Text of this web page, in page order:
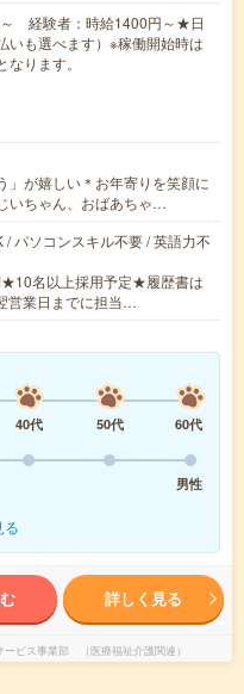
経験者：時給1400円～★日
いも選べます）※稼働開始時は
ります。
」が嬉しい＊お年寄りを笑顔に
いちゃん、おばあちゃ…
パソコンスキル不要 / 英語力不
名以上採用予定★履歴書は
営業日までに担当…
40代 50代
60代
男性
る
詳しく見る
ビス事業部 （医療福祉介護関連）